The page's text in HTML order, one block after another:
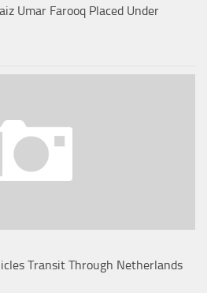
Umar Farooq Placed Under
Transit Through Netherlands